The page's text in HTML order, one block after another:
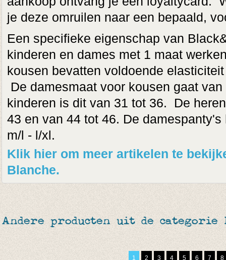
je deze omruilen naar een bepaald,
Een specifieke eigenschap van
kinderen en dames met 1 maat
kousen bevatten voldoende
De damesmaat voor kousen gaat
kinderen is dit van 31 tot 36. De
43 en van 44 tot 46. De
m/l - l/xl.
Klik hier om meer artikelen te
Blanche.
Andere producten uit de categorie
1 2 3 4 5 6 7 8